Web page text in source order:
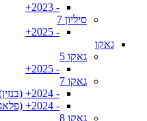
- 2023+
סיליון 7
- 2025+
גאקו
גאקו 5
- 2025+
גאקו 7
- 2024+ (בנזין)
- 2024+ (פלאג אין)
גאקו 8